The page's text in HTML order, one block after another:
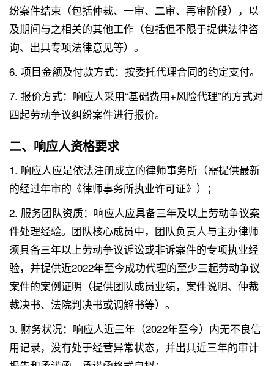
纷案件结束（包括仲裁、一审、二审、再审阶段），以
及期间与之相关的其他工作（包括但不限于提供法律咨
询、出具专项法律意见等）。
6. 项目金额及付款方式：按委托代理合同的约定支付。
7. 报价方式：响应人采用“基础费用+风险代理”的方式对
四起劳动争议纠纷案件进行报价。
二、响应人资格要求
1. 响应人应是依法注册成立的律师事务所（需提供最新
的经过年审的《律师事务所执业许可证》）；
2. 服务团队资质：响应人应具备三年及以上劳动争议案
件处理经验。团队核心成员中，团队负责人与主办律师
须具备三年以上劳动争议诉讼或非诉案件的专项执业经
验，并提供近2022年至今成功代理的至少三起劳动争议
案件的案例证明（提供团队成员业绩，案件说明、仲裁
裁决书、法院判决书或调解书等）。
3. 财务状况：响应人近三年（2022年至今）内无不良信
用记录，没有处于经营异常状态，并出具近三年的审计